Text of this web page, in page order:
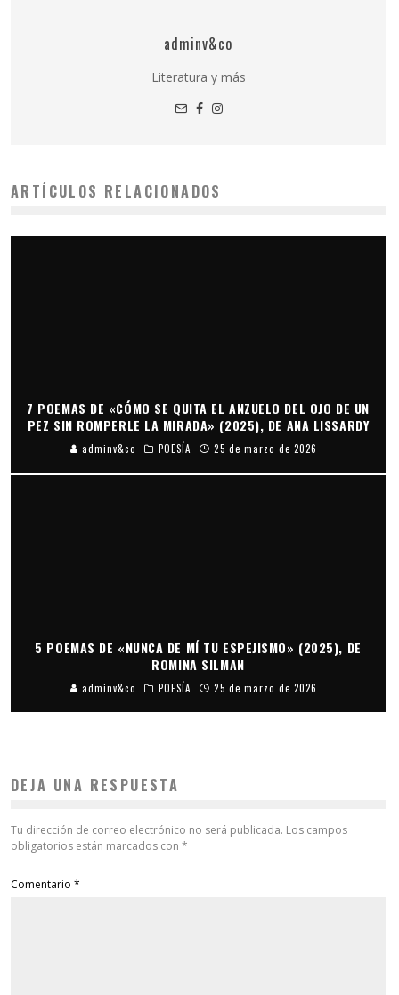
adminv&co
Literatura y más
ARTÍCULOS RELACIONADOS
7 POEMAS DE «CÓMO SE QUITA EL ANZUELO DEL OJO DE UN
PEZ SIN ROMPERLE LA MIRADA» (2025), DE ANA LISSARDY
adminv&co POESÍA 25 de marzo de 2026
5 POEMAS DE «NUNCA DE MÍ TU ESPEJISMO» (2025), DE
ROMINA SILMAN
adminv&co POESÍA 25 de marzo de 2026
DEJA UNA RESPUESTA
Tu dirección de correo electrónico no será publicada. Los campos
obligatorios están marcados con *
Comentario *